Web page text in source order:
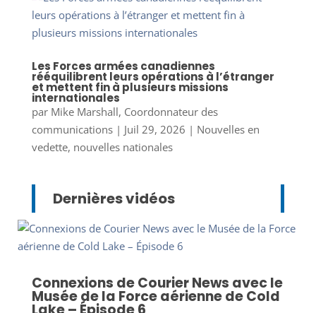
Les Forces armées canadiennes
rééquilibrent leurs opérations à l’étranger
et mettent fin à plusieurs missions
internationales
par Mike Marshall, Coordonnateur des
communications| Juil 29, 2026 | Nouvelles en
vedette, nouvelles nationales
Dernières vidéos
Connexions de Courier News avec le
Musée de la Force aérienne de Cold